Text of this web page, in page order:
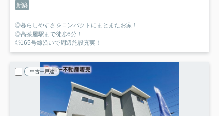
新築
◎暮らしやすさをコンパクトにまとまたお家！
◎高茶屋駅まで徒歩6分！
◎165号線沿いで周辺施設充実！
中古一戸建